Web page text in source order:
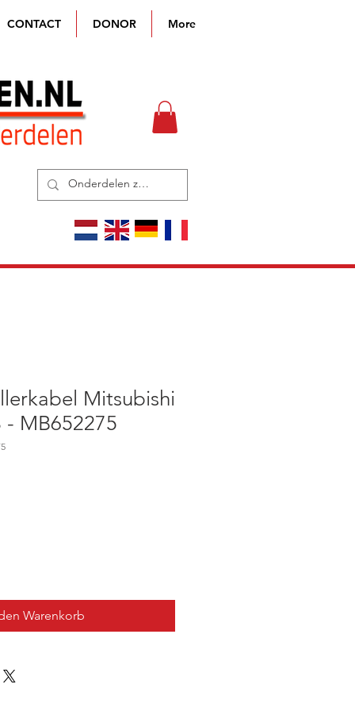
CONTACT DONOR More
Mitsubishi
- MB652275
Warenkorb